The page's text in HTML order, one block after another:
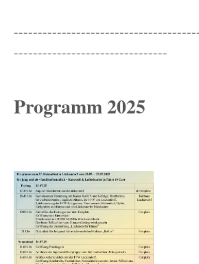
--------------------------------
Programm 2025